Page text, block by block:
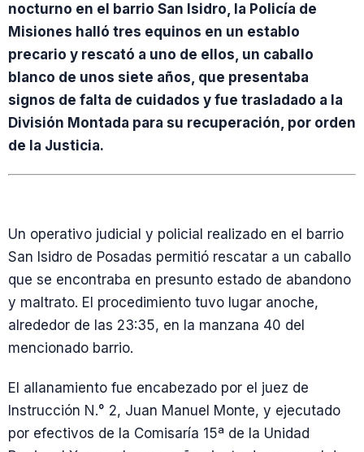
nocturno en el barrio San Isidro, la Policía de
Misiones halló tres equinos en un establo
precario y rescató a uno de ellos, un caballo
blanco de unos siete años, que presentaba
signos de falta de cuidados y fue trasladado a la
División Montada para su recuperación, por orden
de la Justicia.
Un operativo judicial y policial realizado en el barrio
San Isidro de Posadas permitió rescatar a un caballo
que se encontraba en presunto estado de abandono
y maltrato. El procedimiento tuvo lugar anoche,
alrededor de las 23:35, en la manzana 40 del
mencionado barrio.
El allanamiento fue encabezado por el juez de
Instrucción N.° 2, Juan Manuel Monte, y ejecutado
por efectivos de la Comisaría 15ª de la Unidad